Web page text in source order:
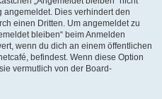
angemeldet. Dies verhindert den
einen Dritten. Um angemeldet zu
bleiben“ beim Anmelden
wenn du dich an einem öffentlichen
befindest. Wenn diese Option
vermutlich von der Board-